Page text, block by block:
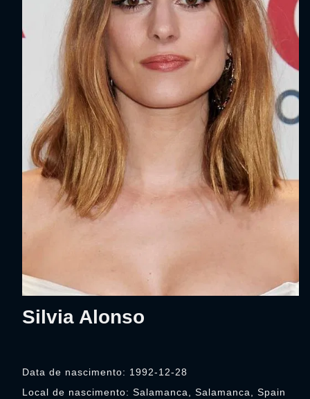
Silvia Alonso
Data de nascimento: 1992-12-28
Local de nascimento: Salamanca, Salamanca, Spain